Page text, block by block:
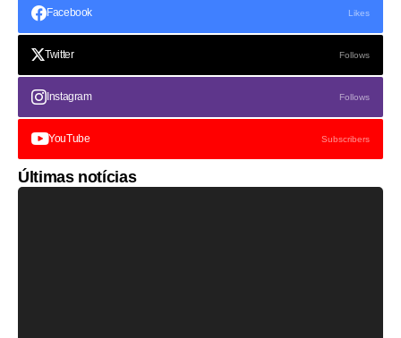
Facebook Likes
Twitter Follows
Instagram Follows
YouTube Subscribers
Últimas notícias